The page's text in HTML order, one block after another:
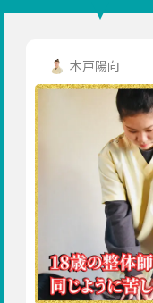
地域からさがす
東京
神奈川
新潟 富山
長野
岐阜
近畿
三重 滋賀
奈良
和歌山
中国
鳥取 島根
徳島 香川
九州・沖縄
木戸陽向